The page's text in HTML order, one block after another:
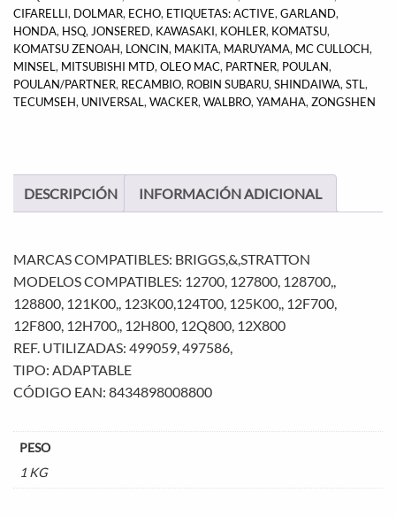
CIFARELLI, DOLMAR, ECHO, ETIQUETAS: ACTIVE, GARLAND,
HONDA, HSQ, JONSERED, KAWASAKI, KOHLER, KOMATSU,
KOMATSU ZENOAH, LONCIN, MAKITA, MARUYAMA, MC CULLOCH,
MINSEL, MITSUBISHI MTD, OLEO MAC, PARTNER, POULAN,
POULAN/PARTNER, RECAMBIO, ROBIN SUBARU, SHINDAIWA, STL,
TECUMSEH, UNIVERSAL, WACKER, WALBRO, YAMAHA, ZONGSHEN
DESCRIPCIÓN INFORMACIÓN ADICIONAL
MARCAS COMPATIBLES: BRIGGS,&,STRATTON
MODELOS COMPATIBLES: 12700, 127800, 128700,,
128800, 121K00,, 123K00,124T00, 125K00,, 12F700,
12F800, 12H700,, 12H800, 12Q800, 12X800
REF. UTILIZADAS: 499059, 497586,
TIPO: ADAPTABLE
CÓDIGO EAN: 8434898008800
PESO
1 KG